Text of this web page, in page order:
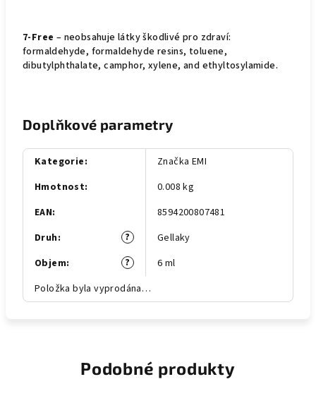
7-Free – neobsahuje látky škodlivé pro zdraví:
formaldehyde, formaldehyde resins, toluene,
dibutylphthalate, camphor, xylene, and ethyltosylamide.
Doplňkové parametry
Kategorie:
Značka EMI
Hmotnost:
0.008 kg
EAN:
8594200807481
?
Druh:
Gellaky
?
Objem:
6 ml
Položka byla vyprodána…
Podobné produkty